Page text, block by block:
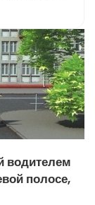
водителем
полосе,